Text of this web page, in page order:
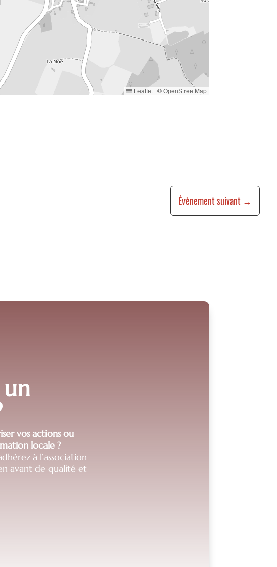
Leaflet | ©OpenStreetMap
Évènement suivant →
vos actions ou
locale ?
à l’association
avant de qualité et